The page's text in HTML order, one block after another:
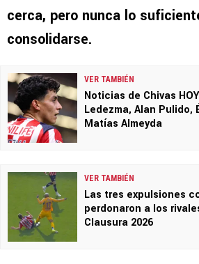
cerca, pero nunca lo
consolidarse.
VER TAMBIÉN
Noticias de Chivas
Ledezma, Alan Pulido,
Matías Almeyda
VER TAMBIÉN
Las tres expulsiones
perdonaron a los
Clausura 2026